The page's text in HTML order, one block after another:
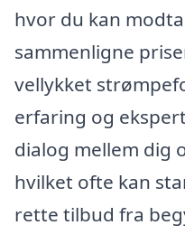
hvor du kan
sammenligne
vellykket
erfaring og
dialog mellem dig
hvilket ofte kan
rette tilbud fra